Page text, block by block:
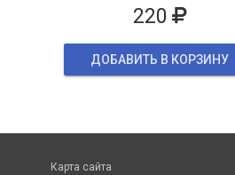
220
ДОБАВИТЬ В КОРЗИНУ
Карта сайта